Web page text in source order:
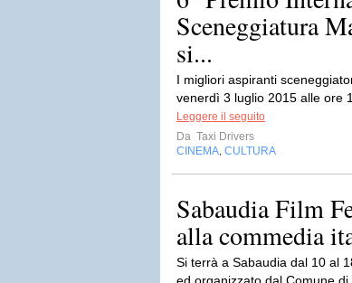
Sceneggiatura
si...
I migliori aspiranti
venerdì 3 luglio 2015 alle ore
Leggere il seguito
Da Taxi Drivers
CINEMA CULTURA
Sabaudia Film
alla commedia
Si terrà a Sabaudia dal 10 al